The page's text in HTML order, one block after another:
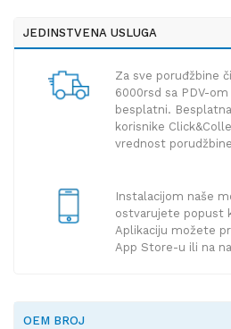
JEDINSTVENA USLUGA
Za sve poruđžbine
6000rsd sa PDV-
besplatni.
korisnike
vrednost
Instalacijom naše
ostvarujete popust
Aplikaciju možete
App Store-u ili na
OEM BROJ